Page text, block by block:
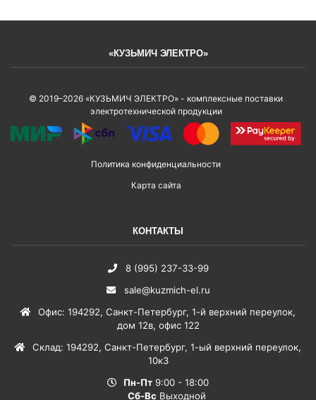
«КУЗЬМИЧ ЭЛЕКТРО»
© 2019–2026 «КУЗЬМИЧ ЭЛЕКТРО» - комплексные поставки
электротехнической продукции
Политика конфиденциальности
Карта сайта
КОНТАКТЫ
8 (995) 237-33-99
sale@kuzmich-el.ru
Офис: 194292, Санкт-Петербург, 1-й верхний переулок,
дом 12в, офис 122
Склад: 194292, Санкт-Петербург, 1-ый верхний переулок,
10к3
Пн-Пт 9:00 - 18:00
Сб-Вс Выходной